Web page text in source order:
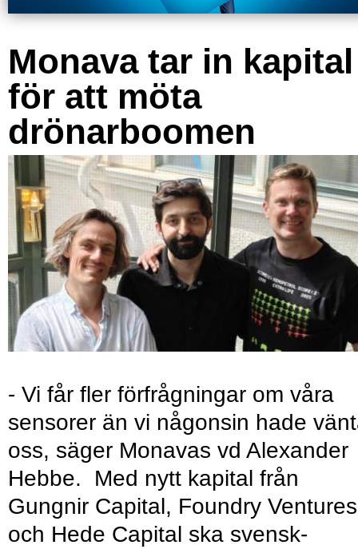
Monava tar in kapital
för att möta
drönarboomen
- Vi får fler förfrågningar om våra
sensorer än vi någonsin hade
oss, säger Monavas vd Alexander
Hebbe. Med nytt kapital från
Gungnir Capital, Foundry Ventures
och Hede Capital ska svensk-